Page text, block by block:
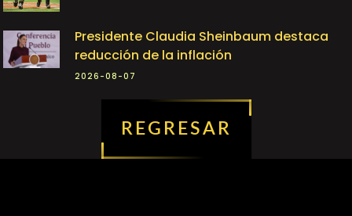
Presidente Claudia Sheinbaum destaca
reducción de la inflación
2026-08-07
REGRESAR